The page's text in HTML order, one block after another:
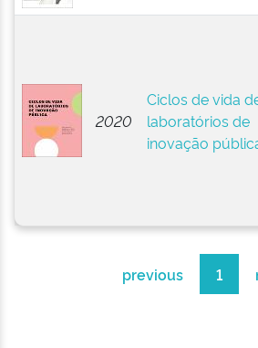
2020
Ciclos de vida
laboratórios de
inovação
previous 1